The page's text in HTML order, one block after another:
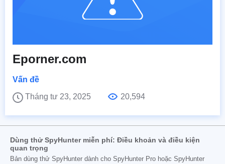
Eporner.com
Vấn đề
Tháng tư 23, 2025
20,594
Dùng thử SpyHunter miễn phí: Điều khoản và điều kiện
quan trọng
Bản dùng thử SpyHunter dành cho SpyHunter Pro hoặc SpyHunter